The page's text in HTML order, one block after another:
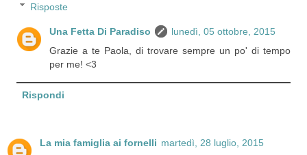
Risposte
Una Fetta Di Paradiso
lunedì, 05 ottobre, 2015
Grazie a te Paola, di trovare sempre un po' di tempo
per me! <3
Rispondi
La mia famiglia ai fornelli martedì, 28 luglio, 2015